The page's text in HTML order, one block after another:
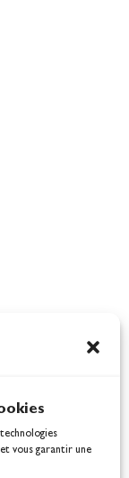
vous garantir une